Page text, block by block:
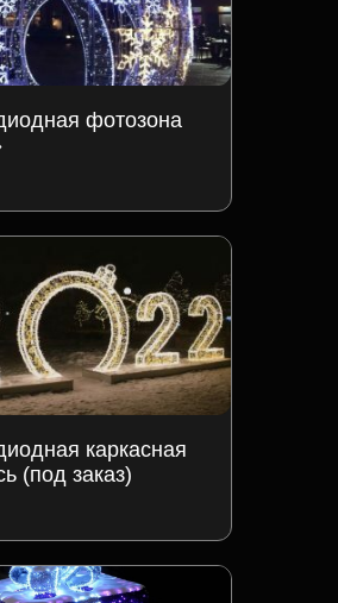
фотозона
каркасная
(под заказ)